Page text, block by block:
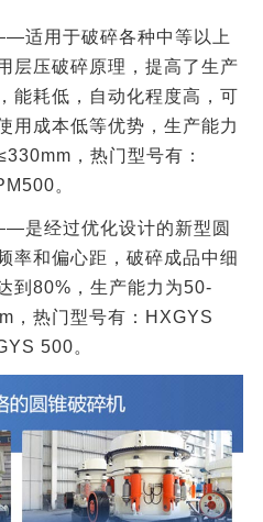
适用于破碎各种中等以上
层压破碎原理，提高了生产
能耗低，自动化程度高，可
用成本低等优势，生产能力
，热门型号有：
。
是经过优化设计的新型圆
率和偏心距，破碎成品中细
到80%，生产能力为50-
，热门型号有：HXGYS
500。